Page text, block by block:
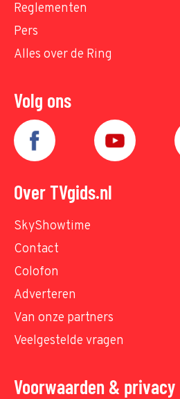
Reglementen
Pers
Alles over de Ring
Volg ons
Over TVgids.nl
SkyShowtime
Contact
Colofon
Adverteren
Van onze partners
Veelgestelde vragen
Voorwaarden & privacy